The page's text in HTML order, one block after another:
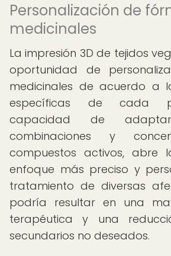
Personalización de
medicinales
La impresión 3D de tejidos
oportunidad de
medicinales de acuerdo a
específicas de cada
capacidad de
combinaciones y
compuestos activos,
enfoque más preciso y
tratamiento de diversas
podría resultar en una
terapéutica y una
secundarios no deseados.